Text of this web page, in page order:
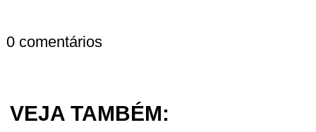
0 comentários
VEJA TAMBÉM: